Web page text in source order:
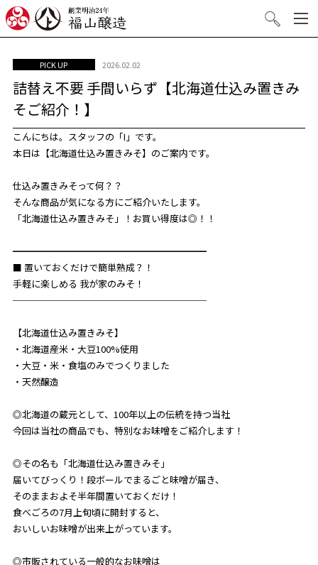
検索
PICK UP 2026.02.02
詰替え不要 手間いらず【北海道仕込み置きみ
そご紹介！】
こんにちは。スタッフの「I」です。
本日は【北海道仕込み置きみそ】のご案内です。
仕込み置きみそって何？？
そんな商品が気になる方にご紹介いたします。
「北海道仕込み置きみそ」！お買い得度は◎！！
━━━━━━━━━━━━━━━━━━━━━
■ 置いておくだけで簡単熟成？！
手軽に楽しめる 我が家のみそ！
─────────────────────
【北海道仕込み置きみそ】
・北海道産米・大豆100%使用
・大豆・米・食塩のみでつくりました
・天然醸造
◎北海道の蔵元として、100年以上の伝統を持つ当社
今回は当社の商品でも、特別なお味噌をご紹介します！
◎その名も「北海道仕込み置きみそ」
届いてびっくり！段ボールでまるごと味噌が届き、
そのままおよそ半年間置いておくだけ！
食べごろの7月上旬頃に開封すると、
おいしいお味噌が出来上がっています。
◎市販されている一般的なお味噌は